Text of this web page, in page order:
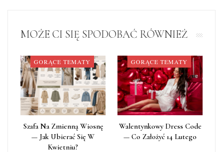
MOŻE CI SIĘ SPODOBAĆ RÓWNIEŻ
GORĄCE TEMATY
Szafa Na Zmienną Wiosnę
— Jak Ubierać Się W
Kwietniu?
GORĄCE TEMATY
Walentynkowy Dress Code
— Co Założyć 14 Lutego